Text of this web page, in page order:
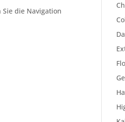
die Navigation